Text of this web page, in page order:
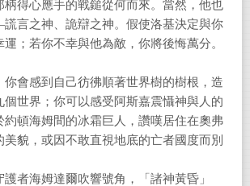
柄得心應手的戰鎚從何而來。當然，他也
言之神、詭辯之神。假使洛基決定與你
；若你不幸與他為敵，你將後悔萬分。
你會感到自己彷彿順著世界樹的樹根，造
個世界；你可以感受阿斯嘉震懾神與人的
約頓海姆間的冰霜巨人，讚嘆居住在奧弗
貌，或因不敢直視地底的亡者國度而別
者海姆達爾吹響號角，「諸神黃昏」